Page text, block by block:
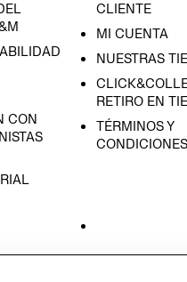
CON
CLIENTE
MI CUENTA
NUESTRAS
RETIRO EN
TÉRMINOS Y
CONDICIONES